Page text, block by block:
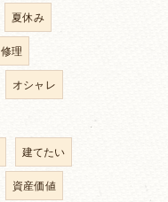
夏休み
修理
オシャレ
建てたい
資産価値